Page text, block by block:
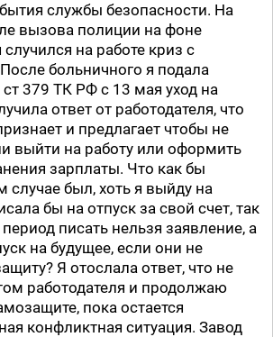
службы безопасности. На
вызова полиции на фоне
на работе криз с
больничного я подала
379 ТК РФ с 13 мая уход на
ответ от работодателя, что
и предлагает чтобы не
выйти на работу или оформить
зарплаты. Что как бы
случае был, хоть я выйду на
бы на отпуск за свой счет, так
писать нельзя заявление, а
на будущее, если они не
Я отослала ответ, что не
работодателя и продолжаю
пока остается
конфликтная ситуация. Завод